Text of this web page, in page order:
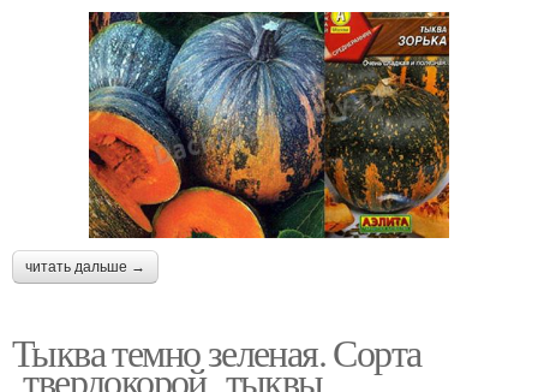
читать дальше →
Тыква темно зеленая. Сорта
твердокорой тыквы